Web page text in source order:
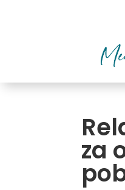
za